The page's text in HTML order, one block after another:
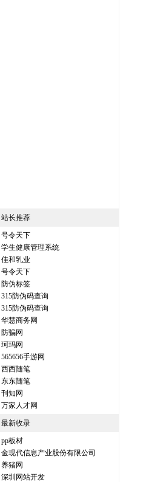
站长推荐
号令天下
学生健康管理系统
佳和乳业
号令天下
防伪标签
315防伪码查询
315防伪码查询
华慧商务网
防骗网
珂玛网
565656手游网
西西随笔
东东随笔
刊知网
万家人才网
最新收录
pp板材
金现代信息产业股份有限公司
养猪网
深圳网站开发